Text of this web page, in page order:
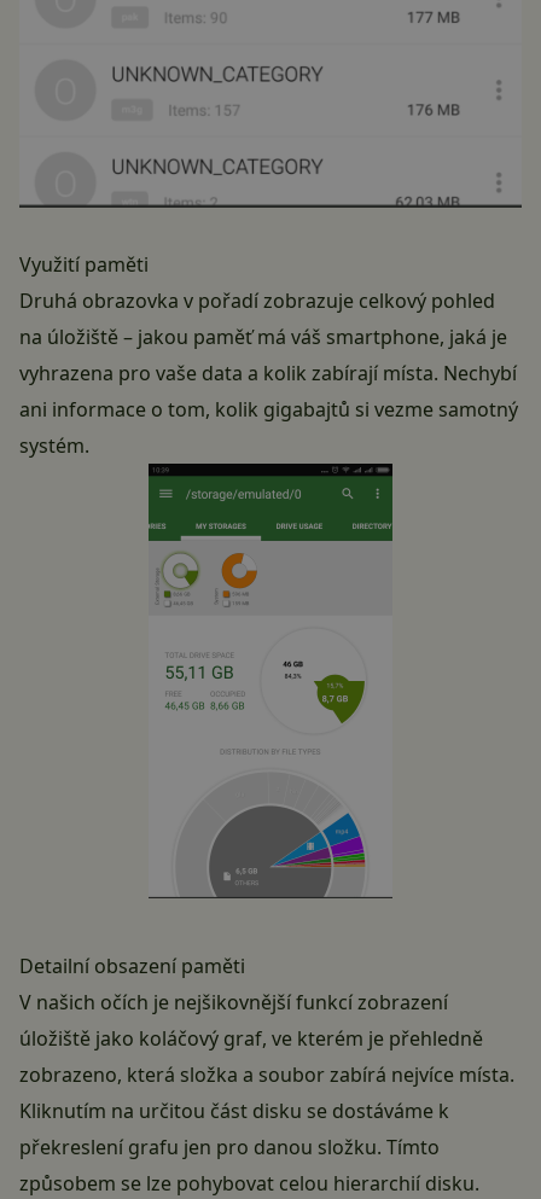
Využití paměti
Druhá obrazovka v pořadí zobrazuje celkový pohled
na úložiště – jakou paměť má váš smartphone, jaká je
vyhrazena pro vaše data a kolik zabírají místa. Nechybí
ani informace o tom, kolik gigabajtů si vezme samotný
systém.
Detailní obsazení paměti
V našich očích je nejšikovnější funkcí zobrazení
úložiště jako koláčový graf, ve kterém je přehledně
zobrazeno, která složka a soubor zabírá nejvíce místa.
Kliknutím na určitou část disku se dostáváme k
překreslení grafu jen pro danou složku. Tímto
způsobem se lze pohybovat celou hierarchií disku.